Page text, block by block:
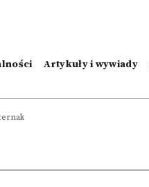
Artykuły i wywiady